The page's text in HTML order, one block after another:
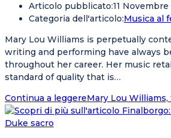
Articolo pubblicato:11
Categoria dell'articolo:Musica al
Mary Lou Williams is perpetually
writing and performing have always
throughout her career. Her music
standard of quality that is…
Continua a leggereMary Lou